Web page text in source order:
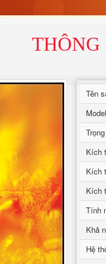
THÔNG
Tên
Model
Kích
Kích
Kích
Tính
Khả
Hệ